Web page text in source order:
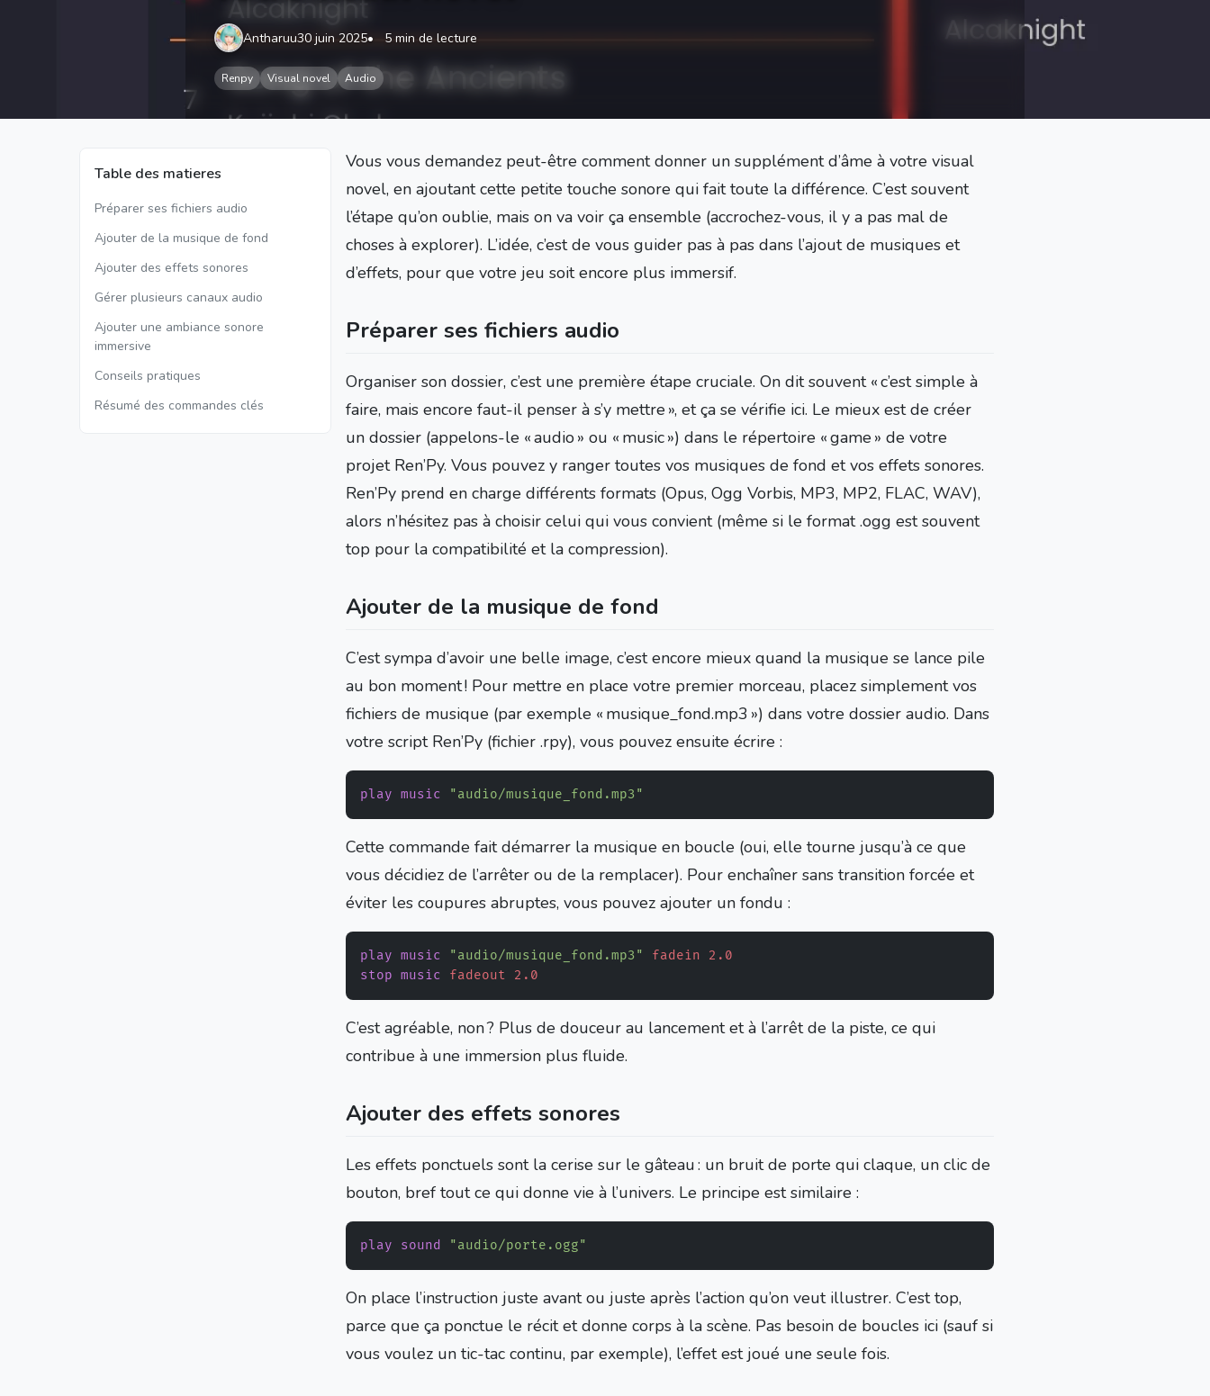
Antharuu30 juin 2025 5 min de lecture
Renpy Visual novel Audio
Table des matieres
Préparer ses fichiers audio
Ajouter de la musique de fond
Ajouter des effets sonores
Gérer plusieurs canaux audio
Ajouter une ambiance sonore
immersive
Conseils pratiques
Résumé des commandes clés
Vous vous demandez peut-être comment donner un supplément d’âme à votre visual
novel, en ajoutant cette petite touche sonore qui fait toute la différence. C’est souvent
l’étape qu’on oublie, mais on va voir ça ensemble (accrochez-vous, il y a pas mal de
choses à explorer). L’idée, c’est de vous guider pas à pas dans l’ajout de musiques et
d’effets, pour que votre jeu soit encore plus immersif.
Préparer ses fichiers audio
Organiser son dossier, c’est une première étape cruciale. On dit souvent « c’est simple à
faire, mais encore faut-il penser à s’y mettre », et ça se vérifie ici. Le mieux est de créer
un dossier (appelons-le « audio » ou « music ») dans le répertoire « game » de votre
projet Ren’Py. Vous pouvez y ranger toutes vos musiques de fond et vos effets sonores.
Ren’Py prend en charge différents formats (Opus, Ogg Vorbis, MP3, MP2, FLAC, WAV),
alors n’hésitez pas à choisir celui qui vous convient (même si le format .ogg est souvent
top pour la compatibilité et la compression).
Ajouter de la musique de fond
C’est sympa d’avoir une belle image, c’est encore mieux quand la musique se lance pile
au bon moment ! Pour mettre en place votre premier morceau, placez simplement vos
fichiers de musique (par exemple « musique_fond.mp3 ») dans votre dossier audio. Dans
votre script Ren’Py (fichier .rpy), vous pouvez ensuite écrire :
play music "audio/musique_fond.mp3"
Cette commande fait démarrer la musique en boucle (oui, elle tourne jusqu’à ce que
vous décidiez de l’arrêter ou de la remplacer). Pour enchaîner sans transition forcée et
éviter les coupures abruptes, vous pouvez ajouter un fondu :
play music "audio/musique_fond.mp3" fadein
2.0
stop music fadeout 2.0
C’est agréable, non ? Plus de douceur au lancement et à l’arrêt de la piste, ce qui
contribue à une immersion plus fluide.
Ajouter des effets sonores
Les effets ponctuels sont la cerise sur le gâteau : un bruit de porte qui claque, un clic de
bouton, bref tout ce qui donne vie à l’univers. Le principe est similaire :
play sound "audio/porte.ogg"
On place l’instruction juste avant ou juste après l’action qu’on veut illustrer. C’est top,
parce que ça ponctue le récit et donne corps à la scène. Pas besoin de boucles ici (sauf si
vous voulez un tic-tac continu, par exemple), l’effet est joué une seule fois.